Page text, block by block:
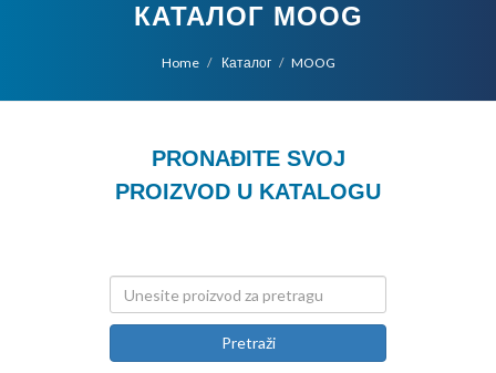
КАТАЛОГ MOOG
Home Каталог MOOG
PRONAĐITE SVOJ
PROIZVOD U KATALOGU
Pretraži